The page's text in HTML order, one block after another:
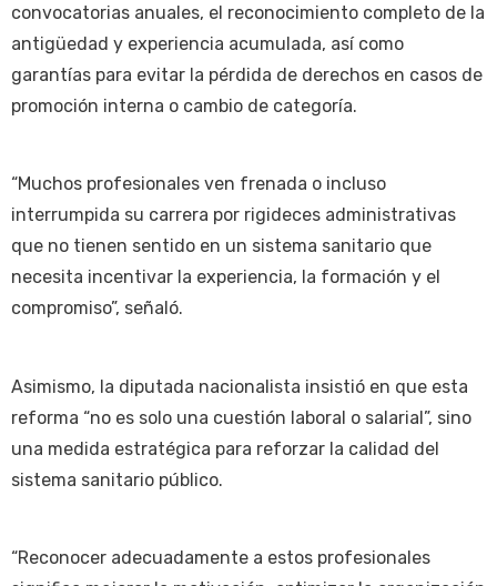
convocatorias anuales, el reconocimiento completo de la
antigüedad y experiencia acumulada, así como
garantías para evitar la pérdida de derechos en casos de
promoción interna o cambio de categoría.
“Muchos profesionales ven frenada o incluso
interrumpida su carrera por rigideces administrativas
que no tienen sentido en un sistema sanitario que
necesita incentivar la experiencia, la formación y el
compromiso”, señaló.
Asimismo, la diputada nacionalista insistió en que esta
reforma “no es solo una cuestión laboral o salarial”, sino
una medida estratégica para reforzar la calidad del
sistema sanitario público.
“Reconocer adecuadamente a estos profesionales